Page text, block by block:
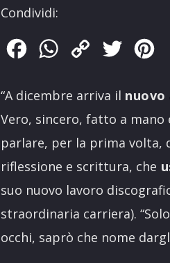
Condividi:
FacebookWhatsApp
Copy
Twitter
“A dicembre arriva il nuovo
Vero, sincero, fatto a mano
parlare, per la prima volta,
riflessione e scrittura, che
suo nuovo lavoro
straordinaria carriera).
occhi, saprò che nome